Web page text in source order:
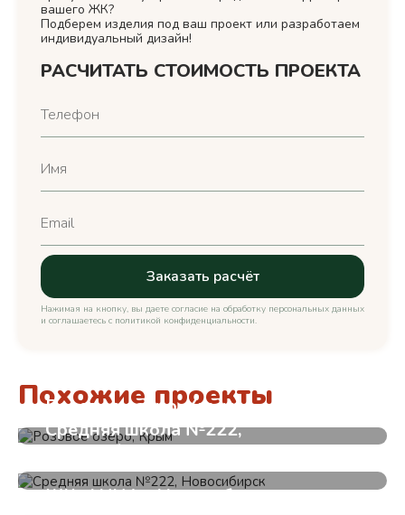
вашего ЖК?
Подберем изделия под ваш проект или разработаем
индивидуальный дизайн!
РАСЧИТАТЬ СТОИМОСТЬ ПРОЕКТА
Нажимая на кнопку, вы даете согласие на обработку персональных данных
и соглашаетесь c политикой конфиденциальности.
Похожие проекты
Розовое озеро, Крым
Средняя школа №222,
Новосибирск
ЖК «LUNA», Новосибирск